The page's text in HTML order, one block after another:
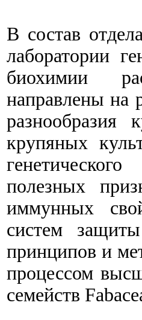
В состав
лаборатории
биохимии
направлены на
разнообразия
крупяных
полезных
иммунных
систем
принципов и
процессом
семейств